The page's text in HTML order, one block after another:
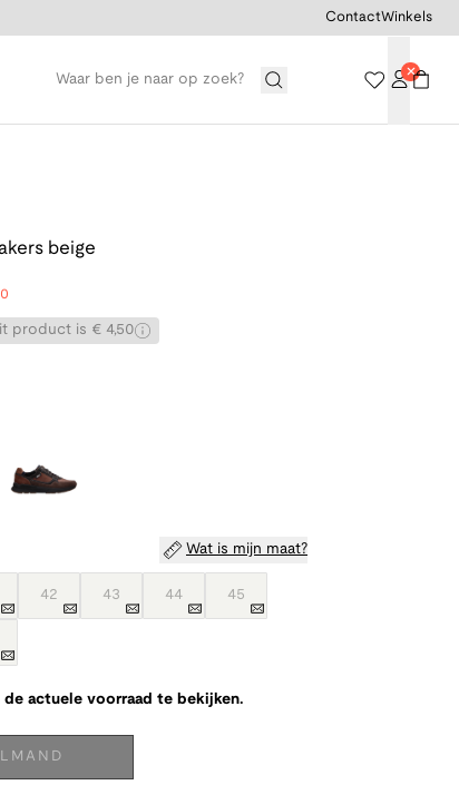
ContactWinkels
beige
product is € 4,50
Wat is mijn maat?
42 43 44 45
de actuele voorraad te bekijken.